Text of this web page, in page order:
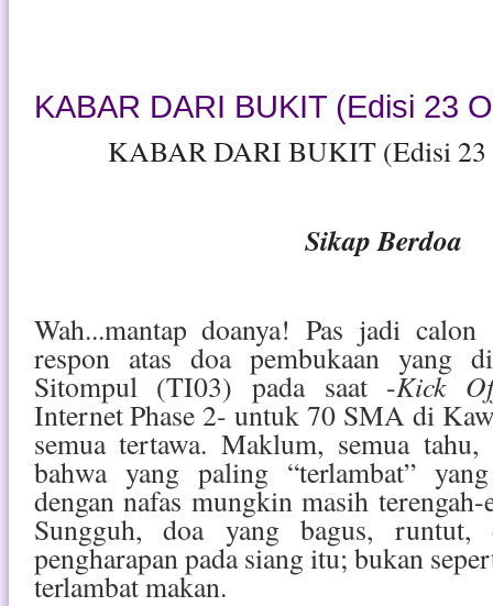
KABAR DARI BUKIT (Edisi 23
KABAR DARI BUKIT (Edisi 23
Sikap Berdoa
Wah...mantap doanya! Pas jadi
respon atas doa pembukaan yang
Sitompul (TI03) pada saat -Kick
Internet Phase 2- untuk 70 SMA di
semua tertawa. Maklum, semua
bahwa yang paling “terlambat”
dengan nafas mungkin masih terengah-
Sungguh, doa yang bagus, runtut,
pengharapan pada siang itu; bukan
terlambat makan.